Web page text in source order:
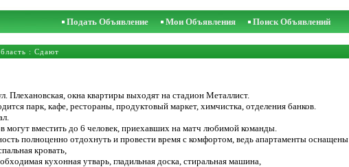
Подать Объявление Мои Объявления Поиск Объявлений
: Сдают
Плехановская, окна квартиры выходят на стадион Металлист.
парк, кафе, рестораны, продуктовый маркет, химчистка, отделения банков.
вместить до 6 человек, приехавших на матч любимой команды.
полноценно отдохнуть и провести время с комфортом, ведь апартаменты оснащены
кровать,
кухонная утварь, гладильная доска, стиральная машина,